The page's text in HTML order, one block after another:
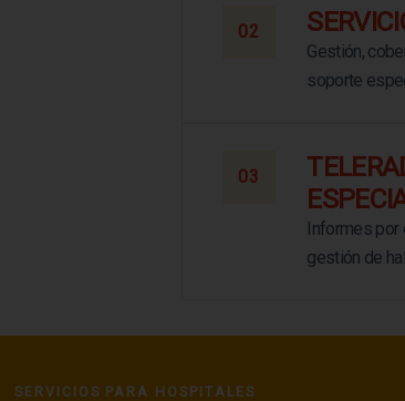
02
Gestión,
soporte
03
Informes por
gestión de
SERVICIOS PARA HOSPITALES